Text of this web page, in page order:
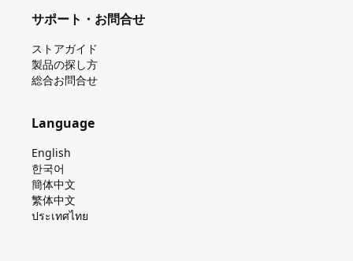
サポート・お問合せ
ストアガイド
製品の探し⽅
総合お問合せ
Language
English
한국어
簡体中文
繁体中文
ประเทศไทย